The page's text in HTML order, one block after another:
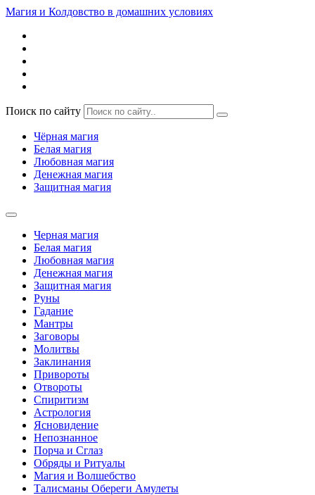
Магия и Колдовство в домашних условиях
Поиск по сайту
Чёрная магия
Белая магия
Любовная магия
Денежная магия
Защитная магия
Черная магия
Белая магия
Любовная магия
Денежная магия
Защитная магия
Руны
Гадание
Мантры
Заговоры
Молитвы
Заклинания
Привороты
Отвороты
Спиритизм
Астрология
Ясновидение
Непознанное
Порча и Сглаз
Обряды и Ритуалы
Магия и Волшебство
Талисманы Обереги Амулеты